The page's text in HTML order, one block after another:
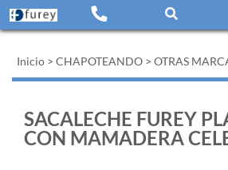
Inicio > CHAPOTEANDO > OTRAS
SACALECHE FUREY
CON MAMADERA